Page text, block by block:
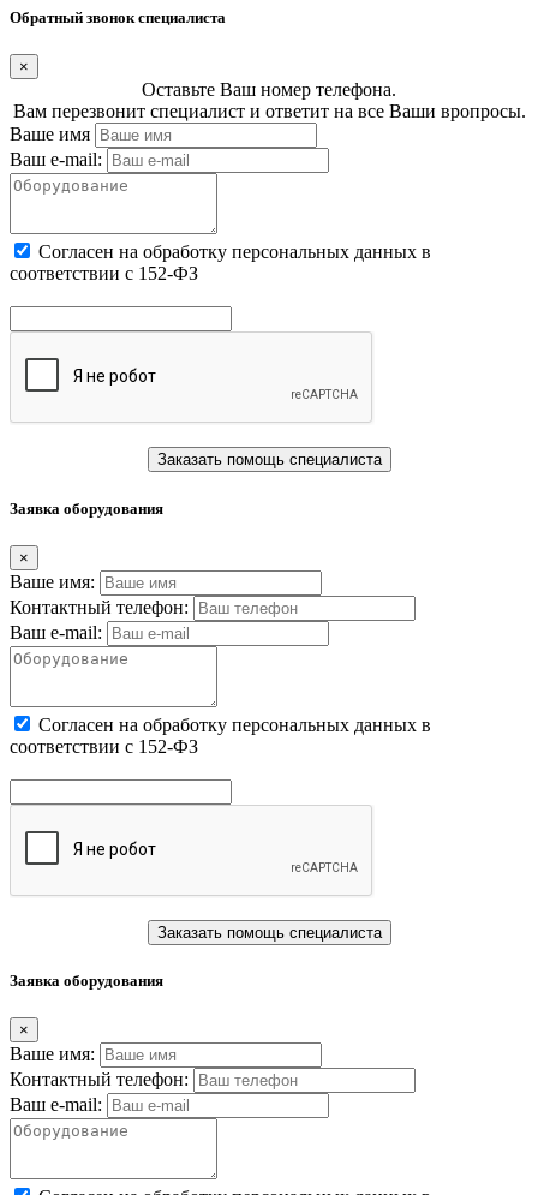
Обратный звонок специалиста
×
Оставьте Ваш номер телефона.
Вам перезвонит специалист и ответит на все Ваши вропросы.
Ваше имя
Ваш e-mail:
Cогласен на обработку персональных данных в
соответствии с 152-ФЗ
Заказать помощь специалиста
Заявка оборудования
×
Ваше имя:
Контактный телефон:
Ваш e-mail:
Cогласен на обработку персональных данных в
соответствии с 152-ФЗ
Заказать помощь специалиста
Заявка оборудования
×
Ваше имя:
Контактный телефон:
Ваш e-mail: